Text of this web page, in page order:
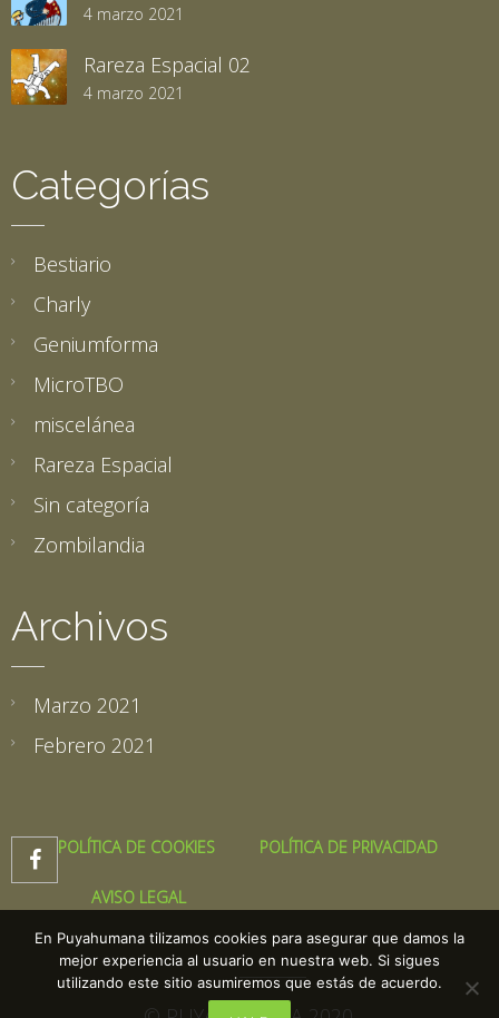
4 marzo 2021
Rareza Espacial 02
4 marzo 2021
Categorías
Bestiario
Charly
Geniumforma
MicroTBO
miscelánea
Rareza Espacial
Sin categoría
Zombilandia
Archivos
Marzo 2021
Febrero 2021

POLÍTICA DE COOKIES POLÍTICA DE PRIVACIDAD
AVISO LEGAL
En Puyahumana tilizamos cookies para asegurar que damos la
mejor experiencia al usuario en nuestra web. Si sigues
utilizando este sitio asumiremos que estás de acuerdo.